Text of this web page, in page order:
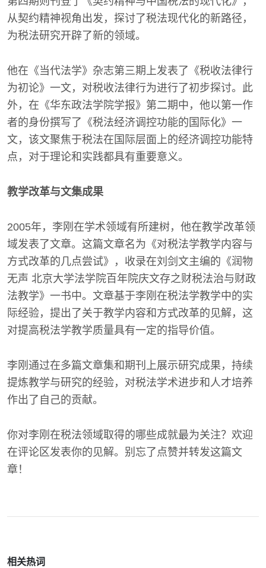
从契约精神视角出发，探讨了税法现代化的新路径，
为税法研究开辟了新的领域。
他在《当代法学》杂志第三期上发表了《税收法律行
为初论》一文，对税收法律行为进行了初步探讨。此
外，在《华东政法学院学报》第二期中，他以第一作
者的身份撰写了《税法经济调控功能的国际化》一
文，该文聚焦于税法在国际层面上的经济调控功能特
点，对于理论和实践都具有重要意义。
教学改革与文集成果
2005年，李刚在学术领域有所建树，他在教学改革领
域发表了文章。这篇文章名为《对税法学教学内容与
方式改革的几点尝试》，收录在刘剑文主编的《润物
无声 北京大学法学院百年院庆文存之财税法治与财政
法教学》一书中。文章基于李刚在税法学教学中的实
际经验，提出了关于教学内容和方式改革的见解，这
对提高税法学教学质量具有一定的指导价值。
李刚通过在多篇文章集和期刊上展示研究成果，持续
提炼教学与研究的经验，对税法学术进步和人才培养
作出了自己的贡献。
你对李刚在税法领域取得的哪些成就最为关注？欢迎
在评论区发表你的见解。别忘了点赞并转发这篇文
章！
相关热词